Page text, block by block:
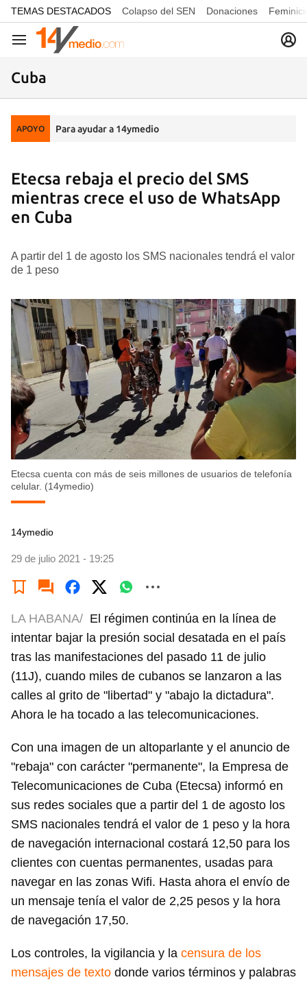
common.go-to-content
TEMAS DESTACADOS Colapso del SEN Donaciones
Navegación
Cuba
APOYO Para ayudar a 14ymedio
Etecsa rebaja el precio del SMS
mientras crece el uso de WhatsApp
en Cuba
A partir del 1 de agosto los SMS nacionales tendrá el valor
de 1 peso
Etecsa cuenta con más de seis millones de usuarios de telefonía
celular. (14ymedio)
14ymedio
29 de julio 2021 - 19:25
LA HABANA/ El régimen continúa en la línea de
intentar bajar la presión social desatada en el país
tras las manifestaciones del pasado 11 de julio
(11J), cuando miles de cubanos se lanzaron a las
calles al grito de "libertad" y "abajo la dictadura".
Ahora le ha tocado a las telecomunicaciones.
Con una imagen de un altoparlante y el anuncio de
"rebaja" con carácter "permanente", la Empresa de
Telecomunicaciones de Cuba (Etecsa) informó en
sus redes sociales que a partir del 1 de agosto los
SMS nacionales tendrá el valor de 1 peso y la hora
de navegación internacional costará 12,50 para los
clientes con cuentas permanentes, usadas para
navegar en las zonas Wifi. Hasta ahora el envío de
un mensaje tenía el valor de 2,25 pesos y la hora
de navegación 17,50.
Los controles, la vigilancia y la censura de los
mensajes de texto donde varios términos y palabras